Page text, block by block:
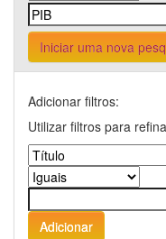
Iniciar uma nova
Adicionar filtros:
Utilizar filtros para